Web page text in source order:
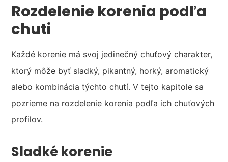
Rozdelenie korenia podľa
chuti
Každé korenie má svoj jedinečný chuťový charakter,
ktorý môže byť sladký, pikantný, horký, aromatický
alebo kombinácia týchto chutí. V tejto kapitole sa
pozrieme na rozdelenie korenia podľa ich chuťových
profilov.
Sladké korenie